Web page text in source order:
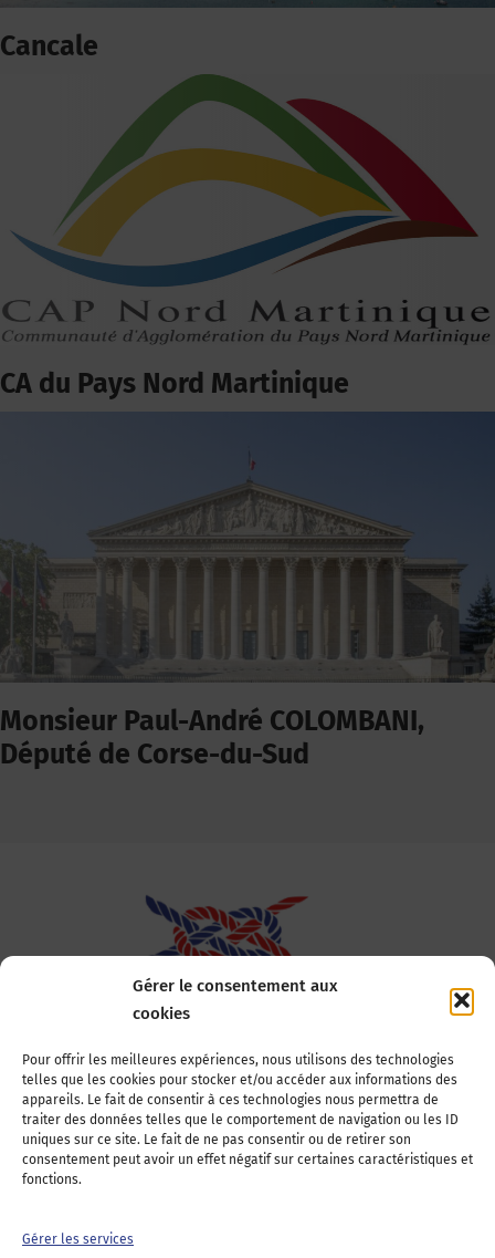
Gérer le consentement aux
cookies
Pour offrir les meilleures expériences, nous utilisons des technologies
telles que les cookies pour stocker et/ou accéder aux informations des
appareils. Le fait de consentir à ces technologies nous permettra de
traiter des données telles que le comportement de navigation ou les ID
uniques sur ce site. Le fait de ne pas consentir ou de retirer son
consentement peut avoir un effet négatif sur certaines caractéristiques et
fonctions.
Gérer les services
Cancale
CA du Pays Nord Martinique
Monsieur Paul-André COLOMBANI,
Député de Corse-du-Sud
Association Nationale des Elus des Littoraux
22, boulevard de la Tour-Maubourg
75007 Paris
Tél : 01 44 11 11 70
E-mail : anel-secretariat@anel.asso.fr
Devenez adhérents